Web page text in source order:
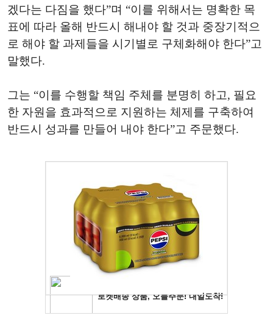
겠다는 다짐을 했다”며 “이를 위해서는 명확한 목
표에 따라 올해 반드시 해내야 할 것과 중장기적으
로 해야 할 과제들을 시기별로 구체화해야 한다”고
말했다.
그는 “이를 수행할 책임 주체를 분명히 하고, 필요
한 자원을 효과적으로 지원하는 체제를 구축하여
반드시 성과를 만들어 내야 한다”고 주문했다.